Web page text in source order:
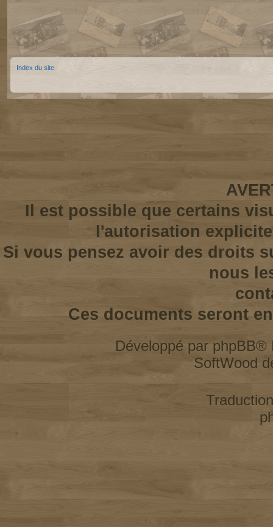
Index du site
Il est possible que certains
l'autorisation
Si vous pensez avoir des droits
nous
Ces documents seront
Développé par phpBB®
SoftWood